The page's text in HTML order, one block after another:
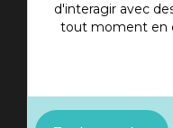
d'interagir avec
tout moment en